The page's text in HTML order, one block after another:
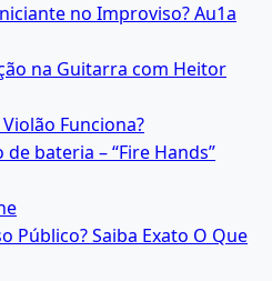
no Improviso? Au1a
na Guitarra com Heitor
Funciona?
bateria – “Fire Hands”‎
Público? Saiba Exato O Que